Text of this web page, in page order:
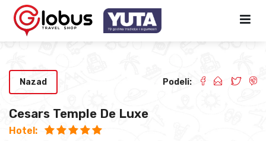
Cesars Temple De Luxe
Hotel:
Nazad Podeli: